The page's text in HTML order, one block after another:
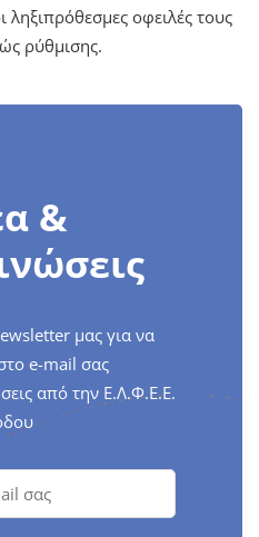
ληξιπρόθεσμες οφειλές τους
ρύθμισης.
&
μας για να
e-mail σας
από την Ε.Λ.Φ.Ε.Ε.